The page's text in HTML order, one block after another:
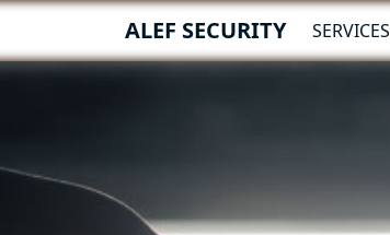
ALEF SECURITY SERVICES